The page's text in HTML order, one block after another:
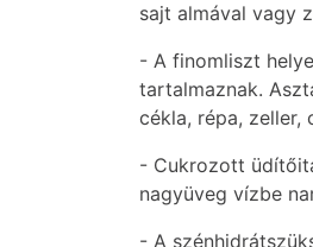
sajt almával vagy
- A finomliszt
tartalmaznak.
cékla, répa, zeller,
- Cukrozott
nagyüveg vízbe
- A